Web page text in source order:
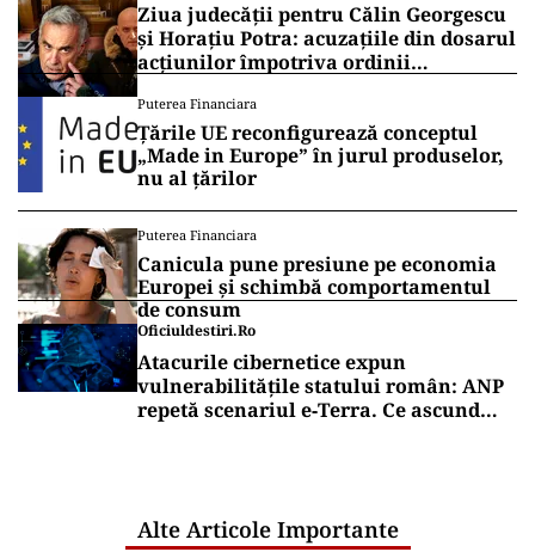
Ziua judecății pentru Călin Georgescu
și Horațiu Potra: acuzațiile din dosarul
acțiunilor împotriva ordinii
de la Înalta Curte
Puterea Financiara
Țările UE reconfigurează conceptul
„Made in Europe” în jurul produselor,
nu al țărilor
Puterea Financiara
Canicula pune presiune pe economia
Europei și schimbă comportamentul
de consum
Oficiuldestiri.ro
Atacurile cibernetice expun
vulnerabilitățile statului român: ANP
repetă scenariul e‑Terra. Ce ascund
Alte Articole Importante